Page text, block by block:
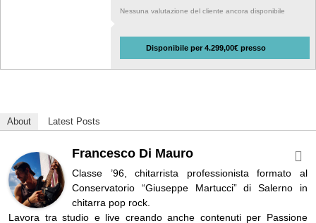
Nessuna valutazione del cliente ancora disponibile
Disponibile per 4.299,00€ presso
About Latest Posts
Francesco Di Mauro
Classe ’96, chitarrista professionista formato al
Conservatorio “Giuseppe Martucci” di Salerno in
chitarra pop rock.
Lavora tra studio e live creando anche contenuti per Passione